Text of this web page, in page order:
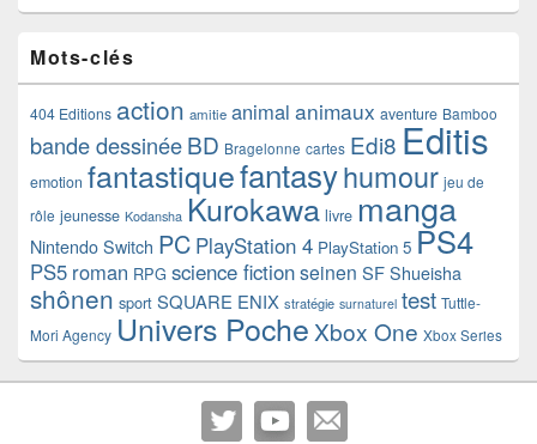
Mots-clés
404 Editions action amitie animal animaux aventure Bamboo
bande dessinéeBD Bragelonne cartes Edi8 Editis
emotion fantastiquefantasyhumour jeu de
rôle jeunesse Kodansha Kurokawa livre manga
Nintendo Switch PC PlayStation 4 PlayStation 5 PS4
PS5 roman RPG science fictionseinen SF Shueisha
shônen sport SQUARE ENIX stratégie surnaturel test Tuttle-
Mori Agency Univers Poche Xbox One Xbox Series